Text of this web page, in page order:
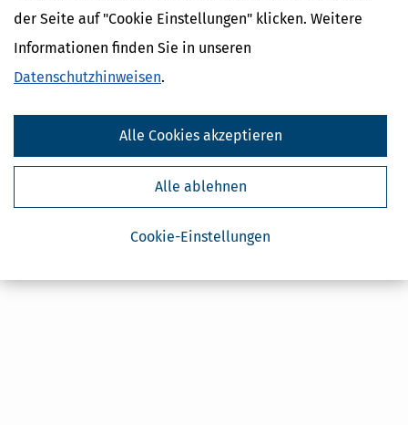
der Seite auf "Cookie Einstellungen" klicken. Weitere
Informationen finden Sie in unseren
Datenschutzhinweisen.
Cookie-Einstellungen
Alle ablehnen
Alle Cookies akzeptieren
Steuertipps
Steuertipps Selbstständige
Geldtipps
Datenschutzhinweisehabe ich gelesen.
Abbestellung des Newsletters widerrufen.